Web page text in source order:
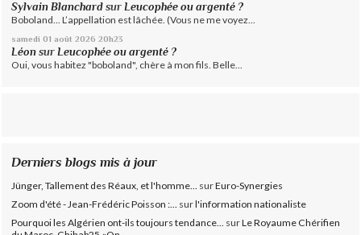
Sylvain Blanchard surLeucophée ou argenté ?
Boboland... L’appellation est lâchée. (Vous ne me voyez...
samedi 01 août 2026 20h23
Léon sur Leucophée ou argenté ?
Oui, vous habitez "boboland", chère à mon fils. Belle...
Derniers blogs mis à jour
Jünger, Tallement des Réaux, et l'homme... surEuro-Synergies
Zoom d'été - Jean-Frédéric Poisson :...
surl'information nationaliste
Pourquoi les Algérien ont-ils toujours tendance...
surLe Royaume Chérifien